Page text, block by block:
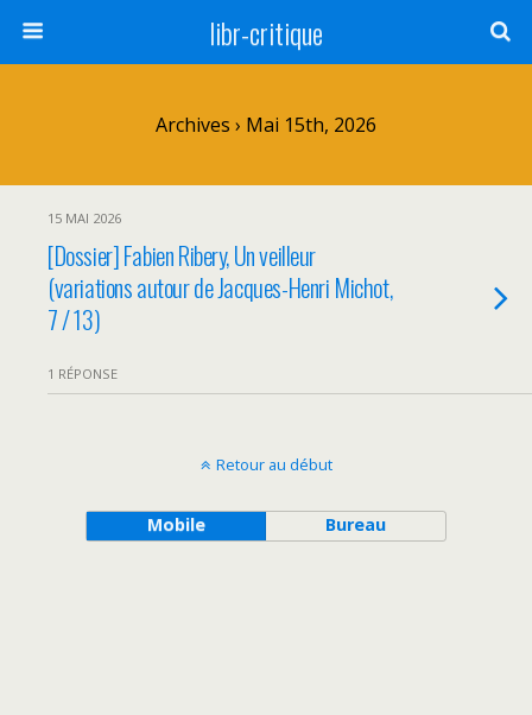
libr-critique
Archives › Mai 15th, 2026
15 MAI 2026
[Dossier] Fabien Ribery, Un veilleur
(variations autour de Jacques-Henri Michot,
7 / 13)
1 RÉPONSE
Retour au début
Mobile Bureau